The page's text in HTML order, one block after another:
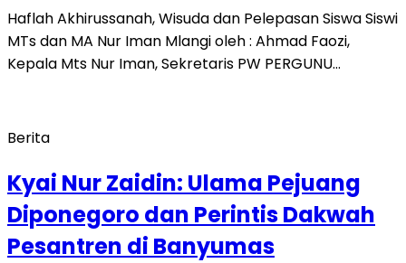
Haflah Akhirussanah, Wisuda dan Pelepasan Siswa Siswi
MTs dan MA Nur Iman Mlangi oleh : Ahmad Faozi,
Kepala Mts Nur Iman, Sekretaris PW PERGUNU…
Berita
Kyai Nur Zaidin: Ulama Pejuang
Diponegoro dan Perintis Dakwah
Pesantren di Banyumas